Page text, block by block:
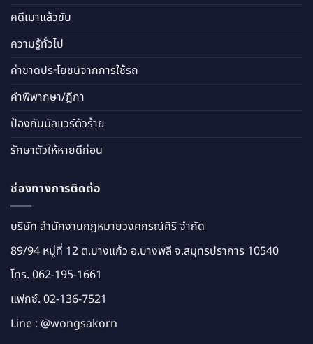
คดีเมาแล้วขับ
ความรู้ทั่วไป
ค่าขาดประโยชน์จากการใช้รถ
คำพิพากษา/ฎีกา
ป้องกันมัลแวร์ตัวร้าย
รักษาตัวให้หายดีก่อน
ช่องทางการติดต่อ
บริษัท สำนักงานกฎหมายวงศกรณ์ศิริ จำกัด
89/94 หมู่ที่ 12 ต.บางแก้ว อ.บางพลี จ.สมุทรปราการ 10540
โทร. 062-195-1661
แฟกซ์. 02-136-7521
Line : @wongsakorn